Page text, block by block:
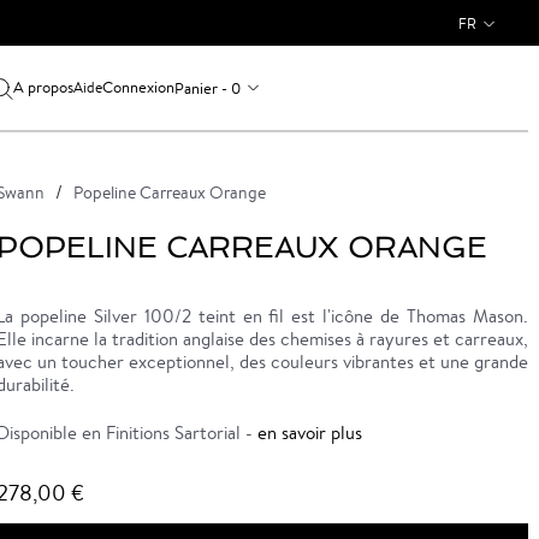
FR
A proposAideConnexionPanier - 0
Popeline Carreaux Orange
CARREAUX ORANGE
popeline Silver 100/2 teint en fil est l'icône de Thomas Mason.
incarne la tradition anglaise des chemises à rayures et carreaux,
un toucher exceptionnel, des couleurs vibrantes et une grande
en Finitions Sartorial - en savoir plus
€